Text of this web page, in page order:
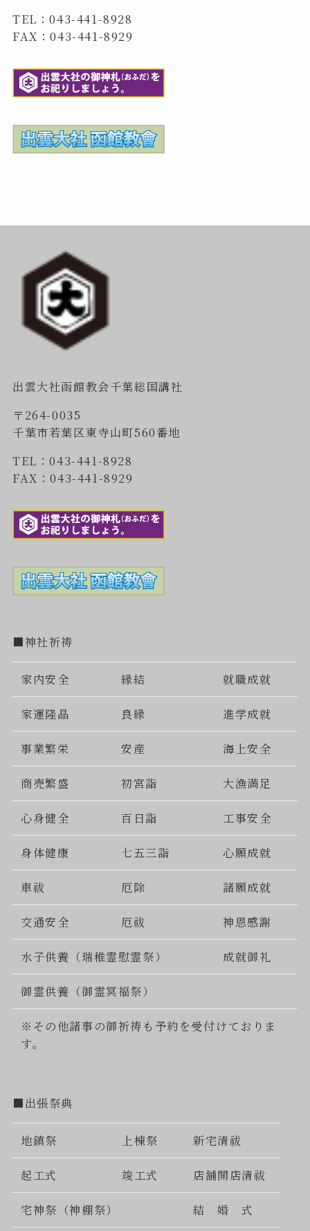
TEL：043-441-8928
FAX：043-441-8929
出雲大社函館教会千葉総国講社
〒264-0035
千葉市若葉区東寺山町560番地
TEL：043-441-8928
FAX：043-441-8929
■神社祈祷
家内安全 縁結 就職成就
家運隆晶 良縁 進学成就
事業繁栄 安産 海上安全
商売繁盛 初宮詣 大漁満足
心身健全 百日詣 工事安全
身体健康 七五三詣 心願成就
車祓 厄除 諸願成就
交通安全 厄祓 神恩感謝
水子供養（瑞稚霊慰霊祭） 成就御礼
御霊供養（御霊冥福祭）
※その他諸事の御祈祷も予約を受付けておりま
す。
■出張祭典
地鎮祭 上棟祭 新宅清祓
起工式 竣工式 店舗開店清祓
宅神祭（神棚祭） 結 婚 式